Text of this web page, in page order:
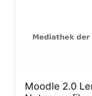
Moodle 2.0